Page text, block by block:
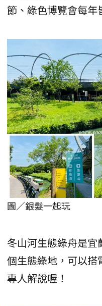
節、綠色博覽會每年
圖／銀髮一起玩
冬山河生態綠舟是
個生態綠地，可以搭
專人解說喔！